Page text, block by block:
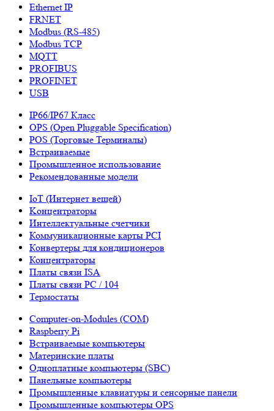
Ethernet IP
FRNET
Modbus (RS-485)
Modbus TCP
MQTT
PROFIBUS
PROFINET
USB
IP66/IP67 Класс
OPS (Open Pluggable Specification)
POS (Торговые Терминалы)
Встраиваемые
Промышленное использование
Рекомендованные модели
IoT (Интернет вещей)
Kонцентраторы
Интеллектуальные счетчики
Коммуникационные карты PCI
Конвертеры для кондиционеров
Концентраторы
Платы связи ISA
Платы связи PC / 104
Термостаты
Computer-on-Modules (COM)
Raspberry Pi
Встраиваемые компьютеры
Материнские платы
Одноплатные компьютеры (SBC)
Панельные компьютеры
Промышленные клавиатуры и сенсорные панели
Промышленные компьютеры OPS